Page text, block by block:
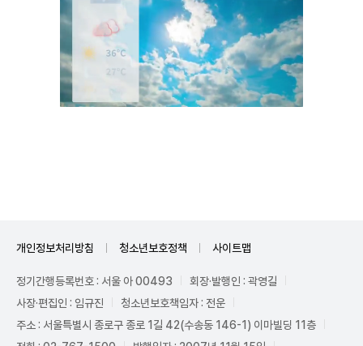
개인정보처리방침 청소년보호정책 사이트맵
정기간행등록번호 : 서울 아 00493
회장·발행인 : 곽영길
사장·편집인 : 임규진
청소년보호책임자 : 전운
주소 : 서울특별시 종로구 종로 1길 42(수송동 146-1) 이마빌딩 11층